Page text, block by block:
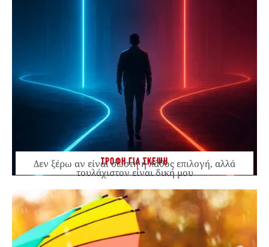
ΤΡΟΦΗ ΓΙΑ ΣΚΕΨΗ
Δεν ξέρω αν είναι σωστή ή λάθος επιλογή, αλλά
τουλάχιστον είναι δική μου